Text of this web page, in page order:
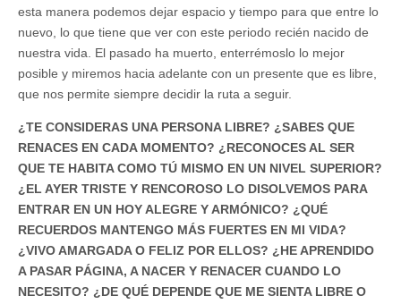
esta manera podemos dejar espacio y tiempo para que entre lo
nuevo, lo que tiene que ver con este periodo recién nacido de
nuestra vida. El pasado ha muerto, enterrémoslo lo mejor
posible y miremos hacia adelante con un presente que es libre,
que nos permite siempre decidir la ruta a seguir.
¿TE CONSIDERAS UNA PERSONA LIBRE? ¿SABES QUE
RENACES EN CADA MOMENTO? ¿RECONOCES AL SER
QUE TE HABITA COMO TÚ MISMO EN UN NIVEL SUPERIOR?
¿EL AYER TRISTE Y RENCOROSO LO DISOLVEMOS PARA
ENTRAR EN UN HOY ALEGRE Y ARMÓNICO? ¿QUÉ
RECUERDOS MANTENGO MÁS FUERTES EN MI VIDA?
¿VIVO AMARGADA O FELIZ POR ELLOS? ¿HE APRENDIDO
A PASAR PÁGINA, A NACER Y RENACER CUANDO LO
NECESITO? ¿DE QUÉ DEPENDE QUE ME SIENTA LIBRE O